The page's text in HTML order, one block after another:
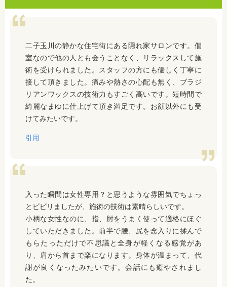
二子玉川の静かな住宅街にある隠れ家サロンです。個
室なので他の人とも会うことなく、リラックスして施
術を受けられました。スタッフの方にも優しく丁寧に
接して頂きました。痛みや熱さの心配も無く、ブラジ
リアンワックスの技術力もすごく高いです。短時間で
綺麗なまゆに仕上げて頂き満足です。お顔以外にも受
けてみたいです。
引用
入った瞬間は女性専用？と思うような雰囲気でちょっ
とビビリましたが、施術の技術は素晴らしいです。
小柄な女性なのに、指、肘をうまく使って適格にほぐ
していただきました。前半で腰、尻を念入りに揉んで
もらたっただけで不思議と全身が軽くなる感覚があ
り、肩から首まで楽になります。身体が温まって、代
謝が良くなったみたいです。会話にも癒やされまし
た。